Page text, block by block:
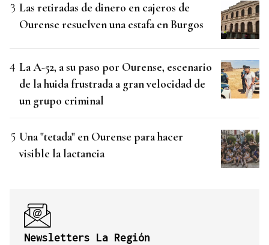
Las retiradas de dinero en cajeros de
Ourense resuelven una estafa en Burgos
La A-52, a su paso por Ourense, escenario
de la huida frustrada a gran velocidad de
un grupo criminal
Una "tetada" en Ourense para hacer
visible la lactancia
Newsletters La Región